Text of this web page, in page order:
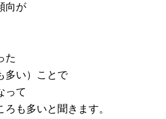
向が
た
多い）ことで
って
も多いと聞きます。